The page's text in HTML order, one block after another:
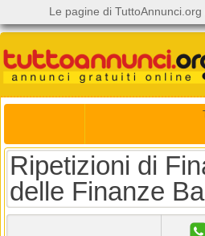
Ripetizioni di
delle Finanze
Le pagine di